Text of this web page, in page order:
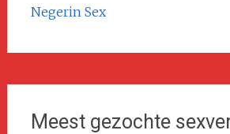
Negerin Sex
Meest gezochte